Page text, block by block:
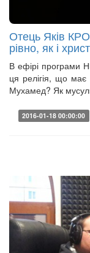
Отець Яків
рівно, як і
В ефірі програми
ця релігія, що має
Мухамед? Як
2016-01-18 00:00:00